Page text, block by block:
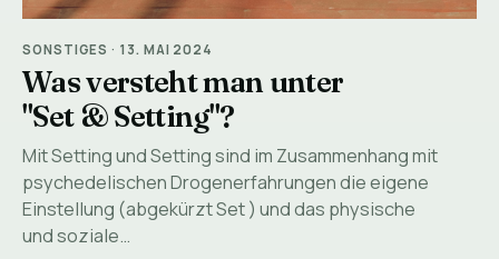
SONSTIGES · 13. MAI 2024
Was versteht man unter
"Set & Setting"?
Mit Setting und Setting sind im Zusammenhang mit
psychedelischen Drogenerfahrungen die eigene
Einstellung (abgekürzt Set ) und das physische
und soziale…